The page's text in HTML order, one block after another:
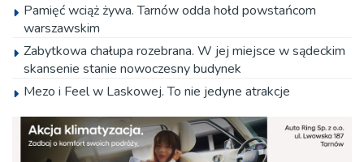
Pamięć wciąż żywa. Tarnów odda hołd powstańcom
warszawskim
Zabytkowa chałupa rozebrana. W jej miejsce w sądeckim
skansenie stanie nowoczesny budynek
Mezo i Feel w Laskowej. To nie jedyne atrakcje
Ich pierogi podbijają podniebienia. Gospodynie ze Słonej
strzegą smaków regionu